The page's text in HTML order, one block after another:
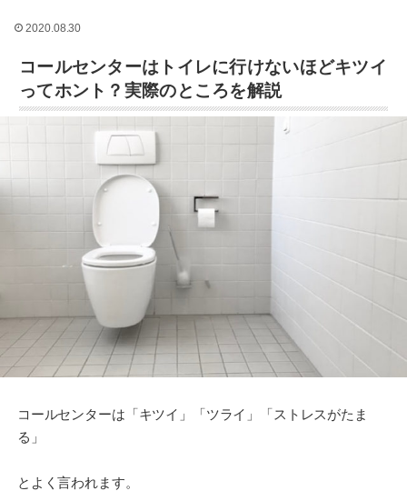
2020.08.30
コールセンターはトイレに行けないほどキツイ
ってホント？実際のところを解説
コールセンターは「キツイ」「ツライ」「ストレスがたま
る」
とよく言われます。